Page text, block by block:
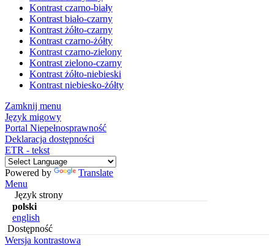
Kontrast czarno-biały
Kontrast biało-czarny
Kontrast żółto-czarny
Kontrast czarno-żółty
Kontrast czarno-zielony
Kontrast zielono-czarny
Kontrast żółto-niebieski
Kontrast niebiesko-żółty
Zamknij menu
Język migowy
Portal Niepełnosprawność
Deklaracja dostępności
ETR - tekst
Powered by
Translate
Menu
Język strony
polski
english
Dostępność
Wersja kontrastowa